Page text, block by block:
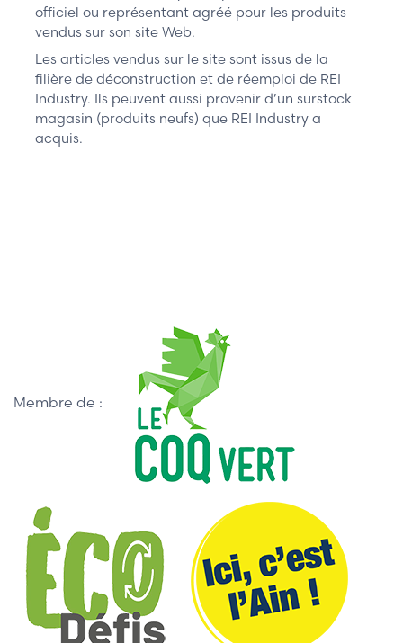
officiel ou représentant agréé pour les produits
vendus sur son site Web.
Les articles vendus sur le site sont issus de la
filière de déconstruction et de réemploi de REI
Industry. Ils peuvent aussi provenir d’un surstock
magasin (produits neufs) que REI Industry a
acquis.
Membre de :